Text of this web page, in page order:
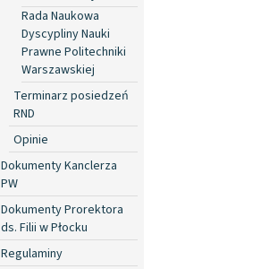
Rada Naukowa
Dyscypliny Nauki
Prawne Politechniki
Warszawskiej
Terminarz posiedzeń
RND
Opinie
Dokumenty Kanclerza
PW
Dokumenty Prorektora
ds. Filii w Płocku
Regulaminy